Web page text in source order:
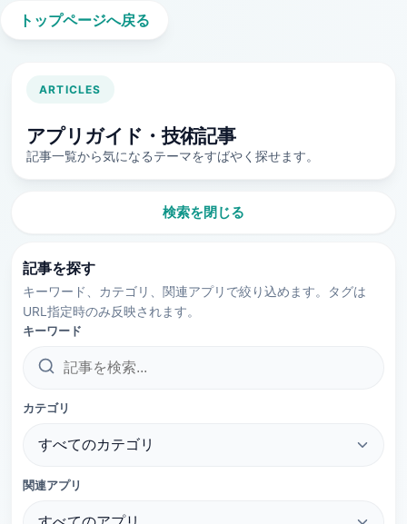
トップページへ戻る
ARTICLES
アプリガイド・技術記事
記事一覧から気になるテーマをすばやく探せます。
検索を閉じる
記事を探す
キーワード、カテゴリ、関連アプリで絞り込めます。タグは
URL指定時のみ反映されます。
キーワード
カテゴリ
関連アプリ